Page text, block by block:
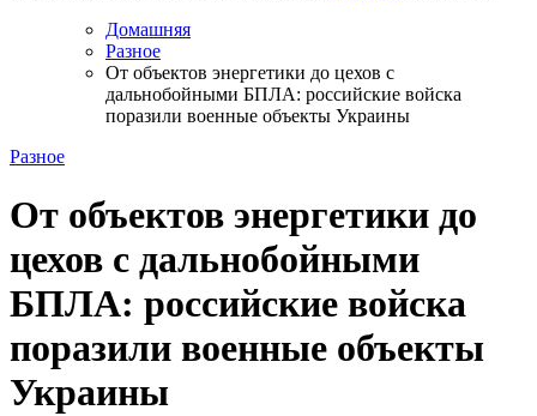
Домашняя
Разное
От объектов энергетики до цехов с
дальнобойными БПЛА: российские войска
поразили военные объекты Украины
Разное
От объектов энергетики до
цехов с дальнобойными
БПЛА: российские войска
поразили военные объекты
Украины